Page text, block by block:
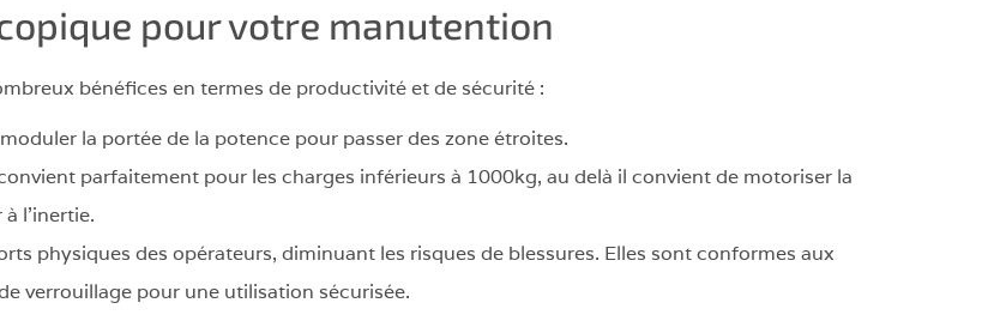
pour votre manutention
bénéfices en termes de productivité et de sécurité :
la portée de la potence pour passer des zone étroites.
parfaitement pour les charges inférieurs à 1000kg, au delà il convient de motoriser la
l’inertie.
physiques des opérateurs, diminuant les risques de blessures. Elles sont conformes aux
verrouillage pour une utilisation sécurisée.